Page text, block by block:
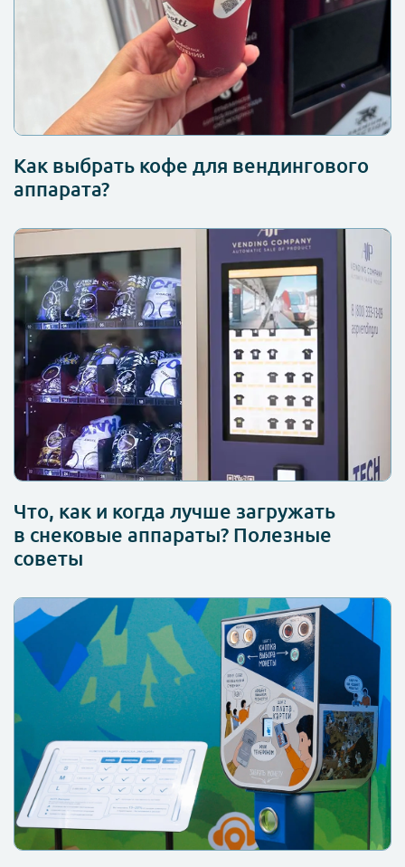
Как выбрать кофе для вендингового
аппарата?
Что, как и когда лучше загружать
в снековые аппараты? Полезные
советы